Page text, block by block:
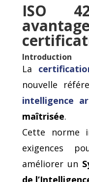
ISO
Introduction
La
nouvelle
intelligence
maîtrisée.
Cette norme
exigences
améliorer un